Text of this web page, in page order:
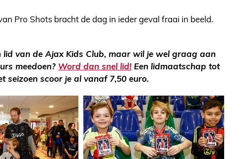
Pro Shots bracht de dag in ieder geval fraai in beeld.
lid van de Ajax Kids Club, maar wil je wel graag aan
meedoen? Word dan snel lid! Een lidmaatschap tot
seizoen scoor je al vanaf 7,50 euro.